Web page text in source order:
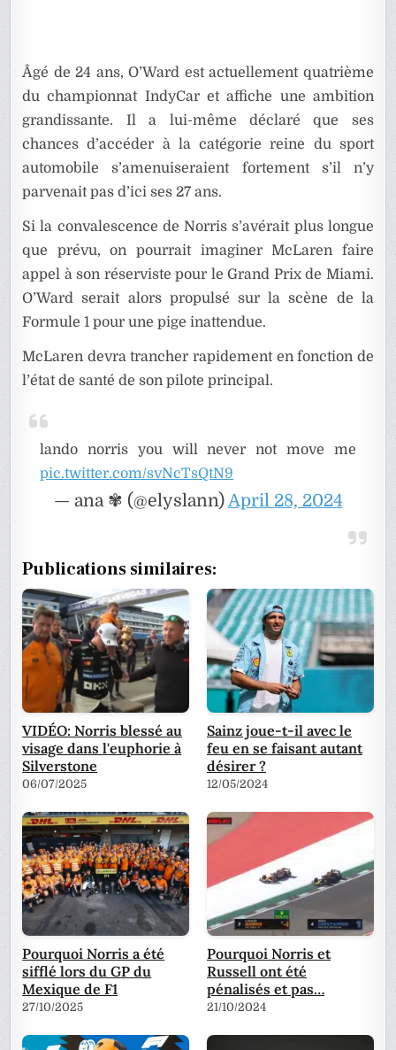
Âgé de 24 ans, O’Ward est actuellement quatrième
du championnat IndyCar et affiche une ambition
grandissante. Il a lui-même déclaré que ses
chances d’accéder à la catégorie reine du sport
automobile s’amenuiseraient fortement s’il n’y
parvenait pas d’ici ses 27 ans.
Si la convalescence de Norris s’avérait plus longue
que prévu, on pourrait imaginer McLaren faire
appel à son réserviste pour le Grand Prix de Miami.
O’Ward serait alors propulsé sur la scène de la
Formule 1 pour une pige inattendue.
McLaren devra trancher rapidement en fonction de
l’état de santé de son pilote principal.
lando norris you will never not move me
pic.twitter.com/svNcTsQtN9
— ana ✾ (@elyslann)April 28, 2024
Publications similaires:
VIDÉO: Norris blessé au
visage dans l'euphorie à
Silverstone
06/07/2025
Sainz joue-t-il avec le
feu en se faisant autant
désirer ?
12/05/2024
Pourquoi Norris a été
sifflé lors du GP du
Mexique de F1
27/10/2025
Pourquoi Norris et
Russell ont été
pénalisés et pas…
21/10/2024